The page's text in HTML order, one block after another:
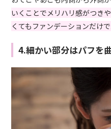
いくことでメリハリ感がつき
くてもファンデーションだけ
4.細かい部分はパフを